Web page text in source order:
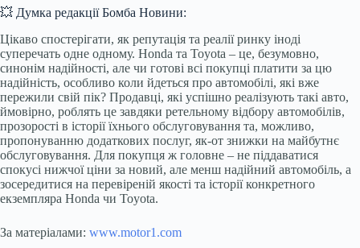
💥 Думка редакції Бомба Новини:
Цікаво спостерігати, як репутація та реалії ринку іноді
суперечать одне одному. Honda та Toyota – це, безумовно,
синонім надійності, але чи готові всі покупці платити за цю
надійність, особливо коли йдеться про автомобілі, які вже
пережили свій пік? Продавці, які успішно реалізують такі авто,
ймовірно, роблять це завдяки ретельному відбору автомобілів,
прозорості в історії їхнього обслуговування та, можливо,
пропонуванню додаткових послуг, як-от знижки на майбутнє
обслуговування. Для покупця ж головне – не піддаватися
спокусі нижчої ціни за новий, але менш надійний автомобіль, а
зосередитися на перевіреній якості та історії конкретного
екземпляра Honda чи Toyota.
За матеріалами: www.motor1.com